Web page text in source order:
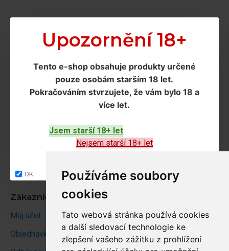
Používáme soubory
cookies
Tato webová stránka používá cookies
a další sledovací technologie ke
zlepšení vašeho zážitku z prohlížení
Upozornění 18+
Tento e-shop obsahuje produkty určené
pouze osobám starším 18 let.
Pokračováním stvrzujete, že vám bylo 18 a
více let.
Jsem starší 18+ let
Nejsem starší 18+ let
OK
Ochrana os. údajů
Obchodní podmínky
Site map
Zákaznický účet
Můj účet
Objednávky